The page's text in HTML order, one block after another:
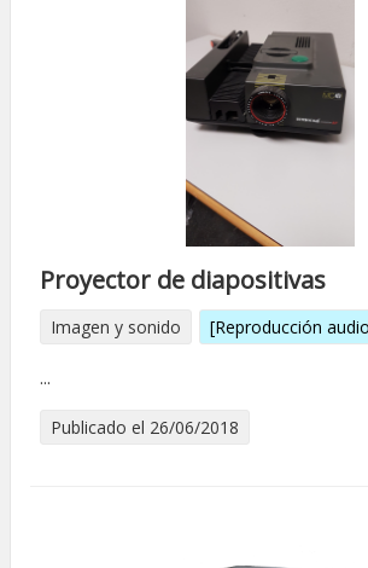
Proyector de diapositivas
Imagen y sonido [Reproducción
...
Publicado el 26/06/2018